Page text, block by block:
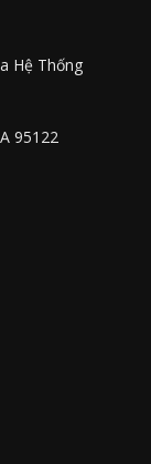
Hệ Thống
95122